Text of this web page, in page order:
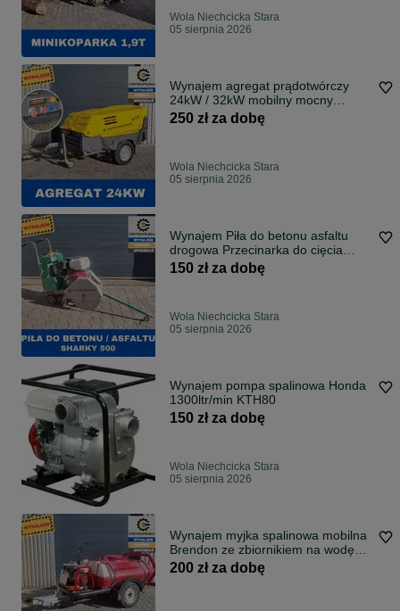
Wola Niechcicka Stara
05 sierpnia 2026
Wynajem agregat prądotwórczy
24kW / 32kW mobilny mocny
przewoźny
250 zł za dobę
Wola Niechcicka Stara
05 sierpnia 2026
Wynajem Piła do betonu asfaltu
drogowa Przecinarka do cięcia
Sharky500
150 zł za dobę
Wola Niechcicka Stara
05 sierpnia 2026
Wynajem pompa spalinowa Honda
1300ltr/min KTH80
150 zł za dobę
Wola Niechcicka Stara
05 sierpnia 2026
Wynajem myjka spalinowa mobilna
Brendon ze zbiornikiem na wodę
1000ltr
200 zł za dobę